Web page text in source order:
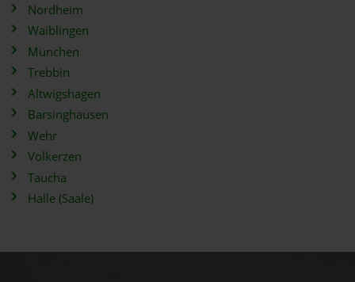
Nordheim
Waiblingen
München
Trebbin
Altwigshagen
Barsinghausen
Wehr
Volkerzen
Taucha
Halle (Saale)